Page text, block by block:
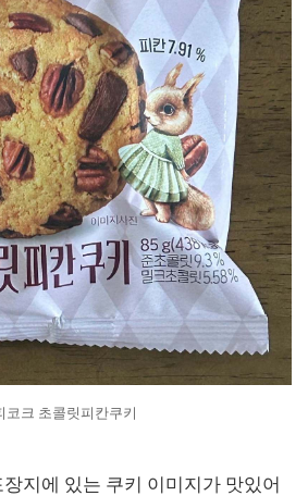
코크 초콜릿피칸쿠키
지에 있는 쿠키 이미지가 맛있어